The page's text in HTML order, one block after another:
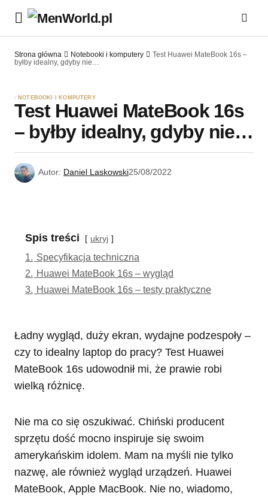
Strona główna Notebooki i komputery
Test Huawei MateBook 16s –
byłby idealny, gdyby nie…
NOTEBOOKI I KOMPUTERY
Test Huawei MateBook 16s
– byłby idealny, gdyby nie…
Autor: Daniel Laskowski25/08/2022
Spis treści ukryj
1. Specyfikacja techniczna
2. Huawei MateBook 16s – wygląd
3. Huawei MateBook 16s – testy praktyczne
Ładny wygląd, duży ekran, wydajne podzespoły –
czy to idealny laptop do pracy? Test Huawei
MateBook 16s udowodnił mi, że prawie robi
wielką różnicę.
Nie ma co się oszukiwać. Chiński producent
sprzętu dość mocno inspiruje się swoim
amerykańskim idolem. Mam na myśli nie tylko
nazwę, ale również wygląd urządzeń. Huawei
MateBook, Apple MacBook. Nie no, wiadomo,